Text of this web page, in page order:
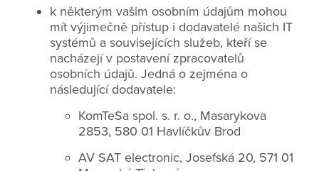
k některým vašim osobním údajům mohou
mít výjimečně přístup i dodavatelé našich IT
systémů a souvisejících služeb, kteří se
nacházejí v postavení zpracovatelů
osobních údajů. Jedná o zejména o
následující dodavatele:
KomTeSa spol. s. r. o., Masarykova
2853, 580 01 Havlíčkův Brod
AV SAT electronic, Josefská 20, 571 01